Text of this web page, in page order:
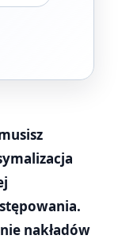
nakładów